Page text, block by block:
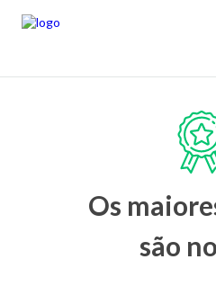
Os
são